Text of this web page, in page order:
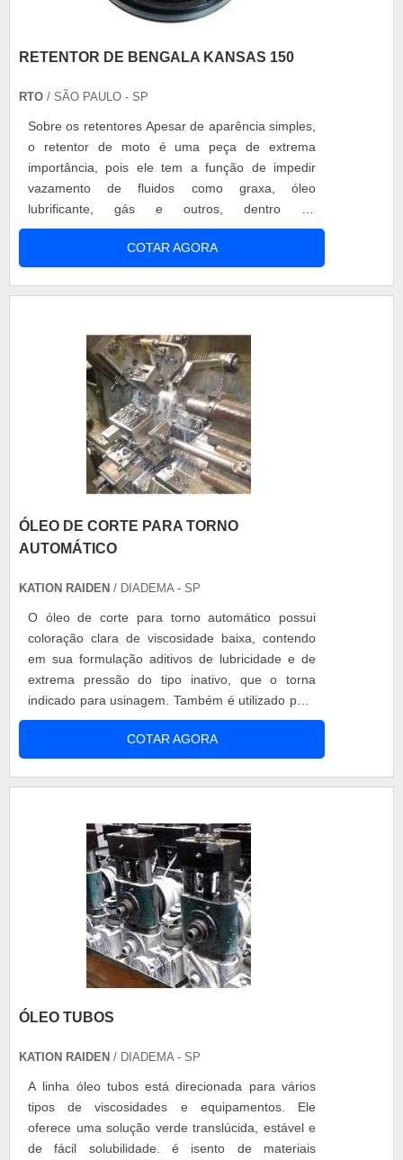
RETENTOR DE BENGALA KANSAS 150
RTO / SÃO PAULO - SP
Sobre os retentores Apesar de aparência simples,
o retentor de moto é uma peça de extrema
importância, pois ele tem a função de impedir
vazamento de fluidos como graxa, óleo
lubrificante, gás e outros, dentro do
funcionamento de uma moto. E apesar de parecer
somente uma borracha, esta peça é mais do que
simplesmente isso. O retentor de moto é
impedem a ....
COTAR AGORA
ÓLEO DE CORTE PARA TORNO
AUTOMÁTICO
KATION RAIDEN / DIADEMA - SP
O óleo de corte para torno automático possui
coloração clara de viscosidade baixa, contendo
em sua formulação aditivos de lubricidade e de
extrema pressão do tipo inativo, que o torna
indicado para usinagem. Também é utilizado para
dar acabamento polidos em peças usinadas.
Entre as suas vantagens, está a excelente
capacidade de remoção do calor gerado, baixa
COTAR AGORA
ÓLEO TUBOS
KATION RAIDEN / DIADEMA - SP
A linha óleo tubos está direcionada para vários
tipos de viscosidades e equipamentos. Ele
oferece uma solução verde translúcida, estável e
de fácil solubilidade. é isento de materiais